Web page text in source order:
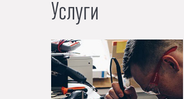
Услуги